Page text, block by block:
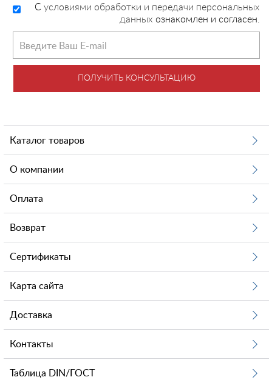
C условиями обработки и передачи персональных
данных ознакомлен и согласен.
ПОЛУЧИТЬ КОНСУЛЬТАЦИЮ
Каталог товаров
О компании
Оплата
Возврат
Сертификаты
Карта сайта
Доставка
Контакты
Таблица DIN/ГОСТ